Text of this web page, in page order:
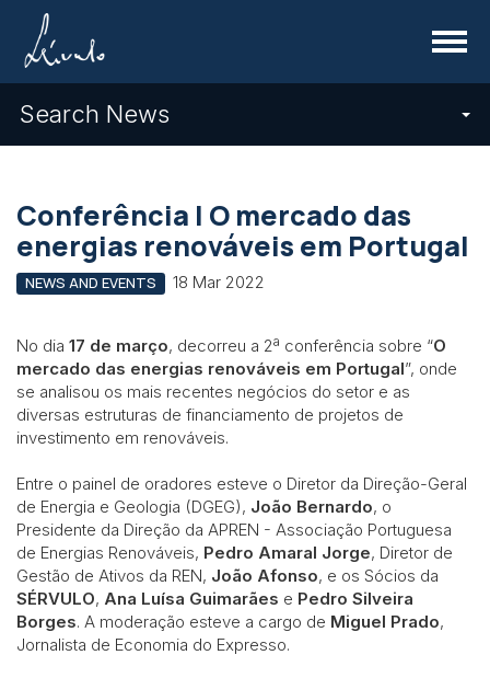
Menu
Search News
Conferência | O mercado das
energias renováveis em Portugal
NEWS AND EVENTS 18 Mar 2022
No dia 17 de março, decorreu a 2ª conferência sobre “O
mercado das energias renováveis em Portugal”, onde
se analisou os mais recentes negócios do setor e as
diversas estruturas de financiamento de projetos de
investimento em renováveis.
Entre o painel de oradores esteve o Diretor da Direção-Geral
de Energia e Geologia (DGEG), João Bernardo, o
Presidente da Direção da APREN - Associação Portuguesa
de Energias Renováveis, Pedro Amaral Jorge, Diretor de
Gestão de Ativos da REN, João Afonso, e os Sócios da
SÉRVULO, Ana Luísa Guimarães e Pedro Silveira
Borges. A moderação esteve a cargo de Miguel Prado,
Jornalista de Economia do Expresso.